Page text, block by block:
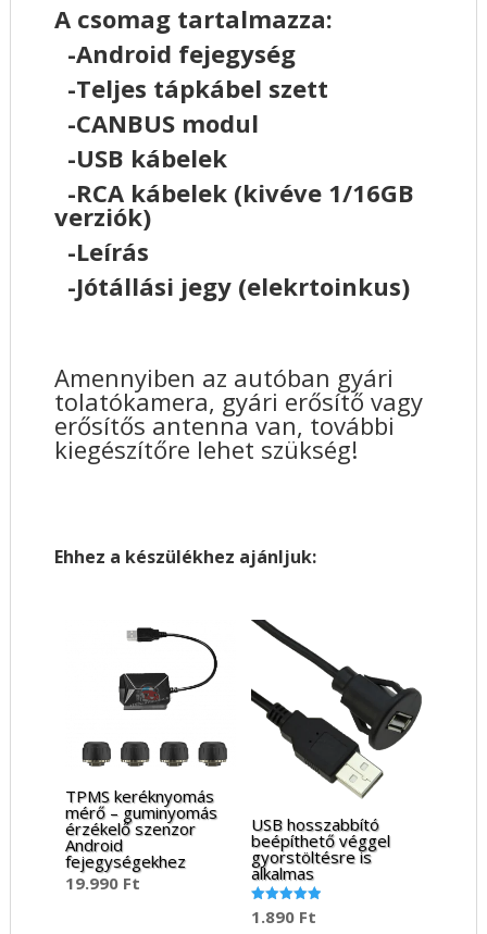
A csomag tartalmazza:
-Android fejegység
-Teljes tápkábel szett
-CANBUS modul
-USB kábelek
-RCA kábelek (kivéve 1/16GB
verziók)
-Leírás
-Jótállási jegy (elekrtoinkus)
Amennyiben az autóban gyári
tolatókamera, gyári erősítő vagy
erősítős antenna van, további
kiegészítőre lehet szükség!
Ehhez a készülékhez ajánljuk:
TPMS keréknyomás
mérő – guminyomás
érzékelő szenzor
Android
fejegységekhez
19.990 Ft
USB hosszabbító
beépíthető véggel
gyorstöltésre is
alkalmas
Értékelés:
5.00
1.890 Ft